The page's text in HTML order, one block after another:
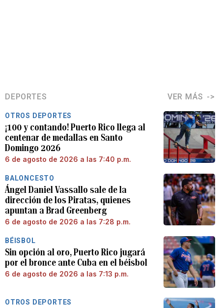
DEPORTES VER MÁS
OTROS DEPORTES
¡100 y contando! Puerto Rico llega al
centenar de medallas en Santo
Domingo 2026
6 de agosto de 2026 a las 7:40 p.m.
BALONCESTO
Ángel Daniel Vassallo sale de la
dirección de los Piratas, quienes
apuntan a Brad Greenberg
6 de agosto de 2026 a las 7:28 p.m.
BÉISBOL
Sin opción al oro, Puerto Rico jugará
por el bronce ante Cuba en el béisbol
6 de agosto de 2026 a las 7:13 p.m.
OTROS DEPORTES